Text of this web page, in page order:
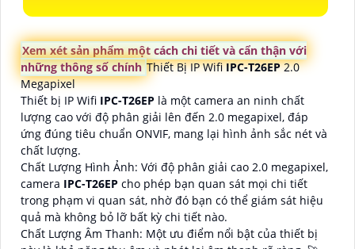
Xem xét sản phẩm một cách chi tiết và cẩn thận với
những thông số chínhThiết Bị IP WifiIPC-T26EP2.0
Megapixel
Thiết bị IP Wifi IPC-T26EP là một camera an ninh chất
lượng cao với độ phân giải lên đến 2.0 megapixel, đáp
ứng đúng tiêu chuẩn ONVIF, mang lại hình ảnh sắc nét và
chất lượng.
Chất Lượng Hình Ảnh: Với độ phân giải cao 2.0 megapixel,
camera IPC-T26EP cho phép bạn quan sát mọi chi tiết
trong phạm vi quan sát, nhờ đó bạn có thể giám sát hiệu
quả mà không bỏ lỡ bất kỳ chi tiết nào.
Chất Lượng Âm Thanh: Một ưu điểm nổi bật của thiết bị